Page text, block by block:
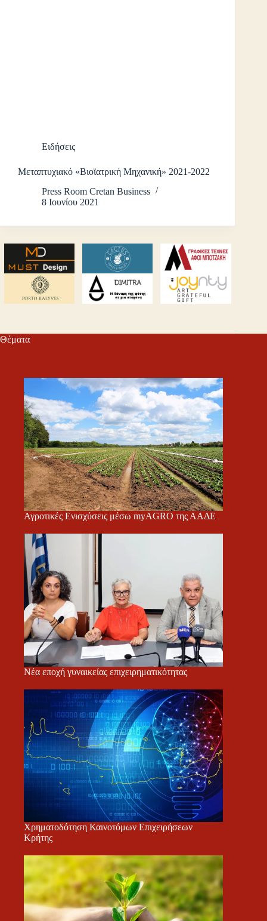
Ειδήσεις
Μεταπτυχιακό «Βιοϊατρική Μηχανική» 2021-2022
Press Room Cretan Business
8 Ιουνίου 2021
Θέματα
Αγροτικές Ενισχύσεις μέσω myAGRO της ΑΑΔΕ
Νέα εποχή γυναικείας επιχειρηματικότητας
Χρηματοδότηση Καινοτόμων Επιχειρήσεων
Κρήτης